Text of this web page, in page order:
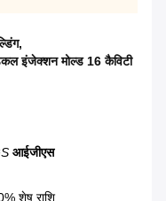
,
इंजेक्शन मोल्ड 16 कैविटी
आईजीएस
शेष राशि